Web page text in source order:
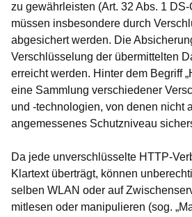
zu gewährleisten (Art. 32 Abs. 1
müssen insbesondere durch
abgesichert werden. Die
Verschlüsselung der übermittelten
erreicht werden. Hinter dem Begriff
eine Sammlung verschiedener
und -technologien, von denen nicht
angemessenes Schutzniveau
Da jede unverschlüsselte HTTP-
Klartext überträgt, können
selben WLAN oder auf
mitlesen oder manipulieren (sog.